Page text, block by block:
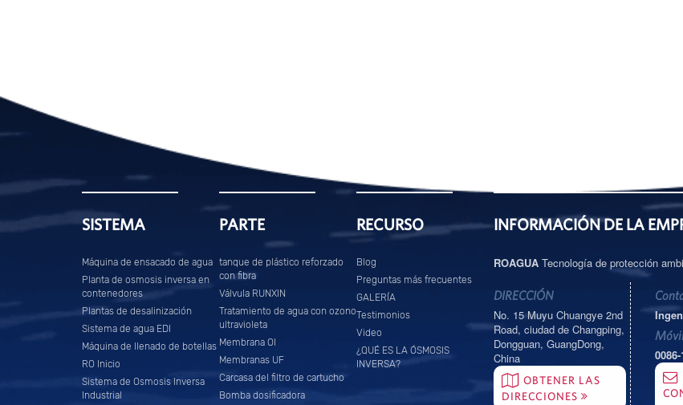
SISTEMA
Máquina de ensacado de agua
Planta de osmosis inversa en
contenedores
Plantas de desalinización
Sistema de agua EDI
Máquina de llenado de botellas
RO Inicio
Sistema de Osmosis Inversa
Industrial
PARTE
tanque de plástico reforzado
con fibra
Válvula RUNXIN
Tratamiento de agua con ozono
ultravioleta
Membrana OI
Membranas UF
Carcasa del filtro de cartucho
Bomba dosificadora
RECURSO
Blog
Preguntas más frecuentes
GALERÍA
Testimonios
Video
¿QUÉ ES LA ÓSMOSIS
INVERSA?
INFORMACIÓN DE LA
ROAGUA Tecnología de protección
DIRECCIÓN
No. 15 Muyu Chuangye 2nd
Road, ciudad de Changping,
Dongguan, GuangDong,
China
OBTENER LAS
DIRECCIONES